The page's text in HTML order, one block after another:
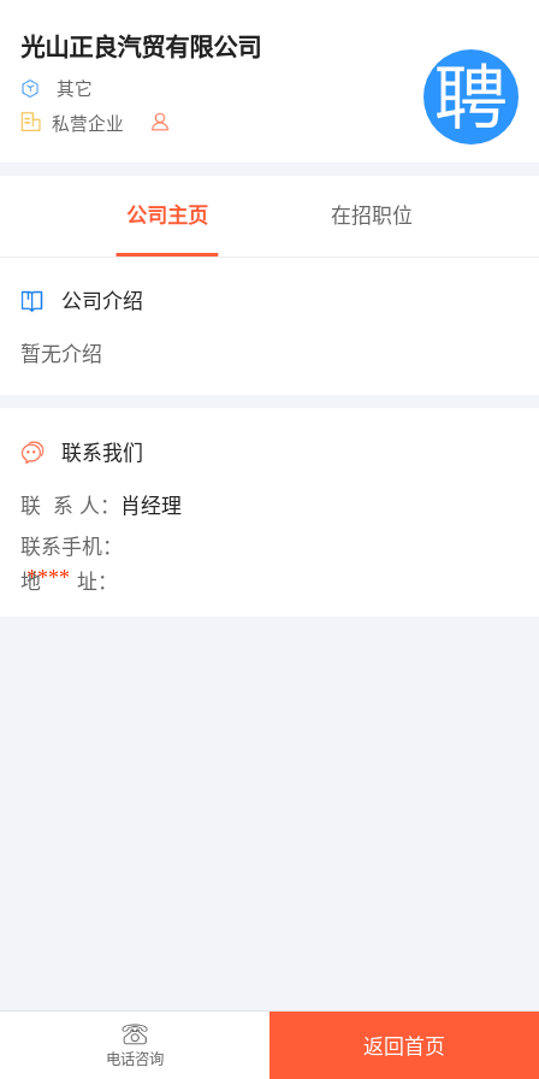
光山正良汽贸有限公司
其它
私营企业
公司主页 在招职位
公司介绍
暂无介绍
联系我们
联 系 人：
肖经理
联系手机：
****
地 址：
电话咨询
返回首页